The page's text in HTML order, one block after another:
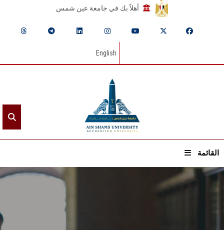
أهلاً بك في جامعة عين شمس
English
القائمة
الرئيسيـة